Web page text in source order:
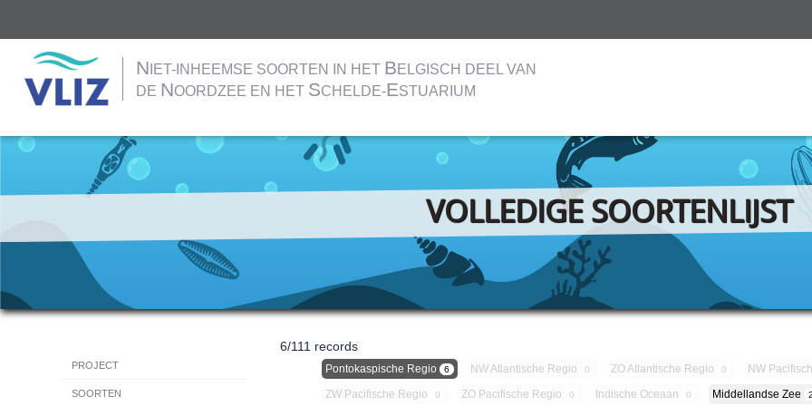
Overslaan
inhoud
N IET-INHEEMSE SOORTEN IN HET B ELGISCH DEEL VAN
DE NOORDZEE EN HET SCHELDE-ESTUARIUM
VOLLEDIGE SOORTENLIJST
Hoofdnavigatie
PROJECT
SOORTEN
6/111 records
Pontokaspische Regio 6 NW Atlantische Regio 0 ZO Atlantische Regio 0 NW
ZW Pacifische Regio 0 ZO Pacifische Regio 0 Indische Oceaan 0 Middellandse Zee 2